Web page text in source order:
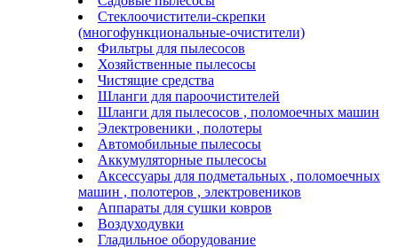
Стеклоочистители-скрепки
(многофункциональные-очистители)
Фильтры для пылесосов
Хозяйственные пылесосы
Чистящие средства
Шланги для пароочистителей
Шланги для пылесосов , поломоечных машин
Электровеники , полотеры
Автомобильные пылесосы
Аккумуляторные пылесосы
Аксессуары для подметальных , поломоечных
машин , полотеров , электровеников
Аппараты для сушки ковров
Воздуходувки
Гладильное оборудование